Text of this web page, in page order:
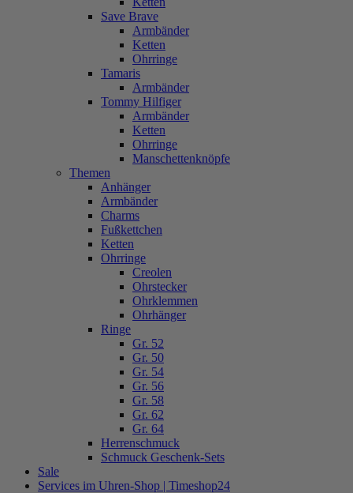
Save Brave
Armbänder
Ketten
Ohrringe
Tamaris
Armbänder
Tommy Hilfiger
Armbänder
Ketten
Ohrringe
Manschettenknöpfe
Themen
Anhänger
Armbänder
Charms
Fußkettchen
Ketten
Ohrringe
Creolen
Ohrstecker
Ohrklemmen
Ohrhänger
Ringe
Gr. 52
Gr. 50
Gr. 54
Gr. 56
Gr. 58
Gr. 62
Gr. 64
Herrenschmuck
Schmuck Geschenk-Sets
Sale
Services im Uhren-Shop | Timeshop24